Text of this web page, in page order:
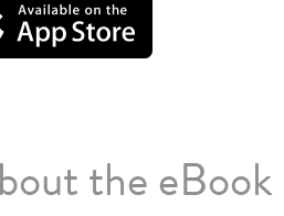
the eBook